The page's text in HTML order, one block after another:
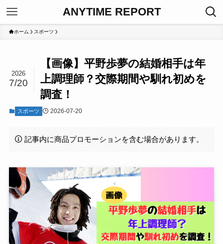
ANYTIME REPORT
ホーム スポーツ
【画像】平野歩夢の結婚相手は年
上調理師？交際期間や馴れ初めを
調査！
2026
7/20
スポーツ 2026-07-20
記事内に商品プロモーションを含む場合があります。